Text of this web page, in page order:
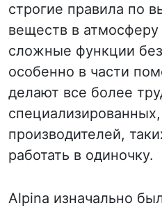
строгие правила по
веществ в
сложные функции
особенно в части
делают все более
производителей,
работать в одиночку.
Alpina изначально